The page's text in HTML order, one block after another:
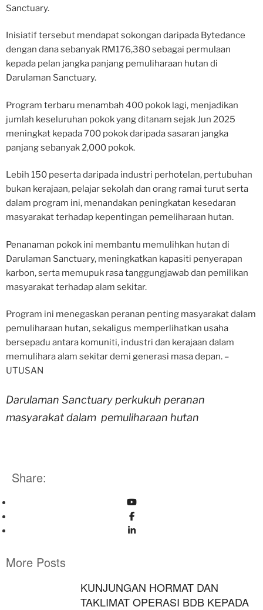
Sanctuary.
Inisiatif tersebut mendapat sokongan daripada Bytedance
dengan dana sebanyak RM176,380 sebagai permulaan
kepada pelan jangka panjang pemuliharaan hutan di
Darulaman Sanctuary.
Program terbaru menambah 400 pokok lagi, menjadikan
jumlah keseluruhan pokok yang ditanam sejak Jun 2025
meningkat kepada 700 pokok daripada sasaran jangka
panjang sebanyak 2,000 pokok.
Lebih 150 peserta daripada industri perhotelan, pertubuhan
bukan kerajaan, pelajar sekolah dan orang ramai turut serta
dalam program ini, menandakan peningkatan kesedaran
masyarakat terhadap kepentingan pemeliharaan hutan.
Penanaman pokok ini membantu memulihkan hutan di
Darulaman Sanctuary, meningkatkan kapasiti penyerapan
karbon, serta memupuk rasa tanggungjawab dan pemilikan
masyarakat terhadap alam sekitar.
Program ini menegaskan peranan penting masyarakat dalam
pemuliharaan hutan, sekaligus memperlihatkan usaha
bersepadu antara komuniti, industri dan kerajaan dalam
memulihara alam sekitar demi generasi masa depan. –
UTUSAN
Darulaman Sanctuary perkukuh peranan
masyarakat dalam pemuliharaan hutan
Share:
More Posts
KUNJUNGAN HORMAT DAN
TAKLIMAT OPERASI BDB KEPADA